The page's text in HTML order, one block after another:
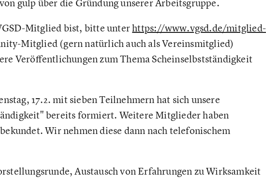
gulp über die Gründung unserer Arbeitsgruppe.
Mitglied bist, bitte unterhttps://www.vgsd.de/mitglied-
Mitglied (gern natürlich auch als Vereinsmitglied)
Veröffentlichungen zum Thema Scheinselbstständigkeit
17.2. mit sieben Teilnehmern hat sich unsere
bereits formiert. Weitere Mitglieder haben
Wir nehmen diese dann nach telefonischem
Austausch von Erfahrungen zu Wirksamkeit